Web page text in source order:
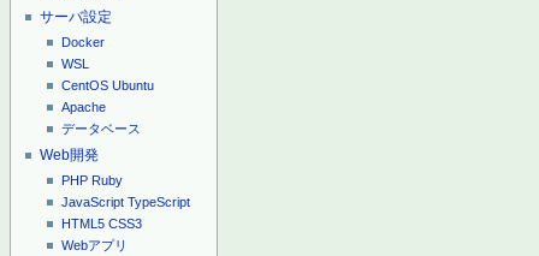
サーバ設定
Docker
WSL
CentOS Ubuntu
Apache
データベース
Web開発
PHP Ruby
JavaScript TypeScript
HTML5 CSS3
Webアプリ